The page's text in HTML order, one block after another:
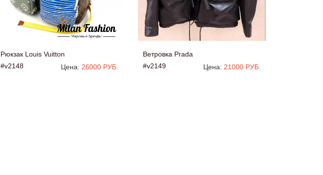
Рюкзак Louis Vuitton
#v2148
Цена: 26000 РУБ.
Ветровка Prada
#v2149
Цена: 21000 РУБ.